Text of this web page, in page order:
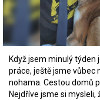
Když jsem minulý týden
práce, ještě jsme vůbec
nohama. Cestou domů
Nejdříve jsme si mysleli,